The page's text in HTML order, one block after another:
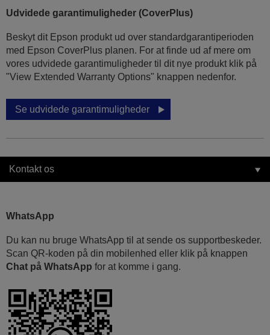
Udvidede garantimuligheder (CoverPlus)
Beskyt dit Epson produkt ud over standardgarantiperioden
med Epson CoverPlus planen. For at finde ud af mere om
vores udvidede garantimuligheder til dit nye produkt klik på
"View Extended Warranty Options" knappen nedenfor.
Se udvidede garantimuligheder
Kontakt os
WhatsApp
Du kan nu bruge WhatsApp til at sende os supportbeskeder.
Scan QR-koden på din mobilenhed eller klik på knappen
Chat på WhatsApp for at komme i gang.